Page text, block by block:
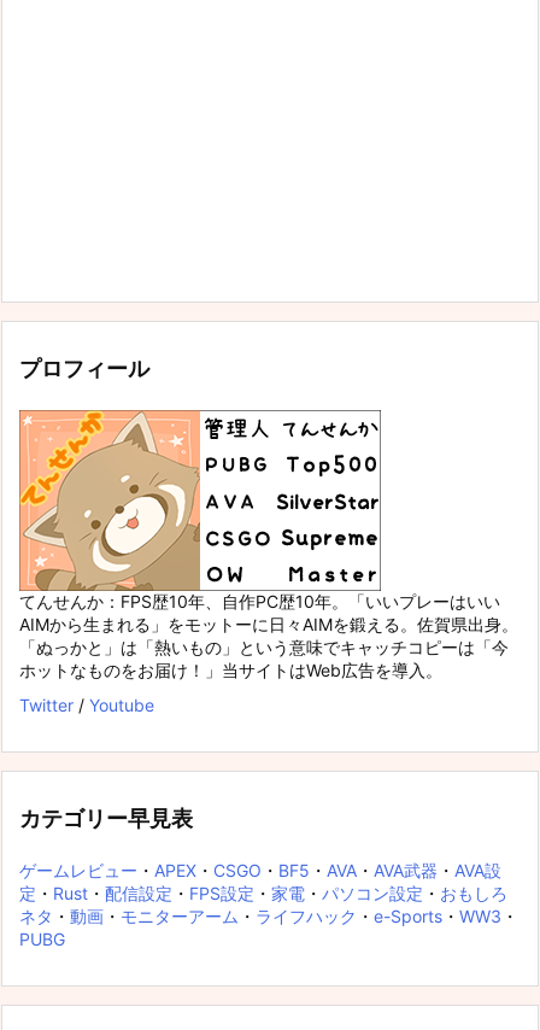
プロフィール
てんせんか：FPS歴10年、自作PC歴10年。「いいプレーはいい
AIMから生まれる」をモットーに日々AIMを鍛える。佐賀県出身。
「ぬっかと」は「熱いもの」という意味でキャッチコピーは「今
ホットなものをお届け！」当サイトはWeb広告を導入。
Twitter / Youtube
カテゴリー早見表
ゲームレビュー ・ APEX ・ CSGO ・ BF5 ・ AVA ・ AVA武器 ・ AVA設
定 ・ Rust ・ 配信設定 ・ FPS設定 ・ 家電 ・ パソコン設定 ・ おもしろ
ネタ ・ 動画 ・ モニターアーム ・ ライフハック ・ e-Sports ・ WW3 ・
PUBG